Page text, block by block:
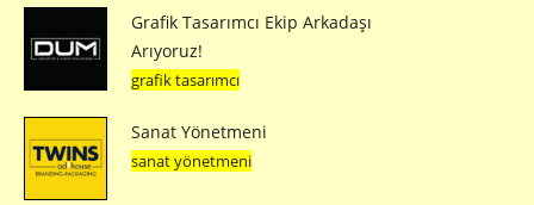
Grafik Tasarımcı Ekip Arkadaşı
Arıyoruz!
grafik tasarımcı
Sanat Yönetmeni
sanat yönetmeni